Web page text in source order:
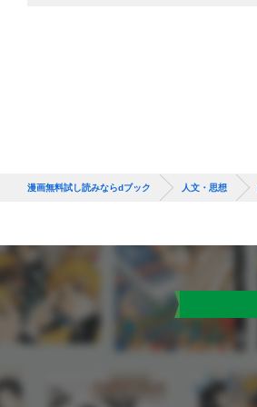
漫画無料試し読みならdブック 人文・思想